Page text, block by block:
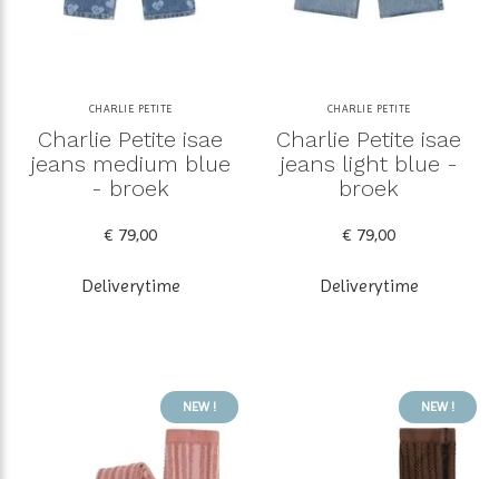
CHARLIE PETITE
Charlie Petite isae
jeans medium blue
- broek
€ 79,00
Deliverytime
CHARLIE PETITE
Charlie Petite isae
jeans light blue -
broek
€ 79,00
Deliverytime
NEW ! NEW !